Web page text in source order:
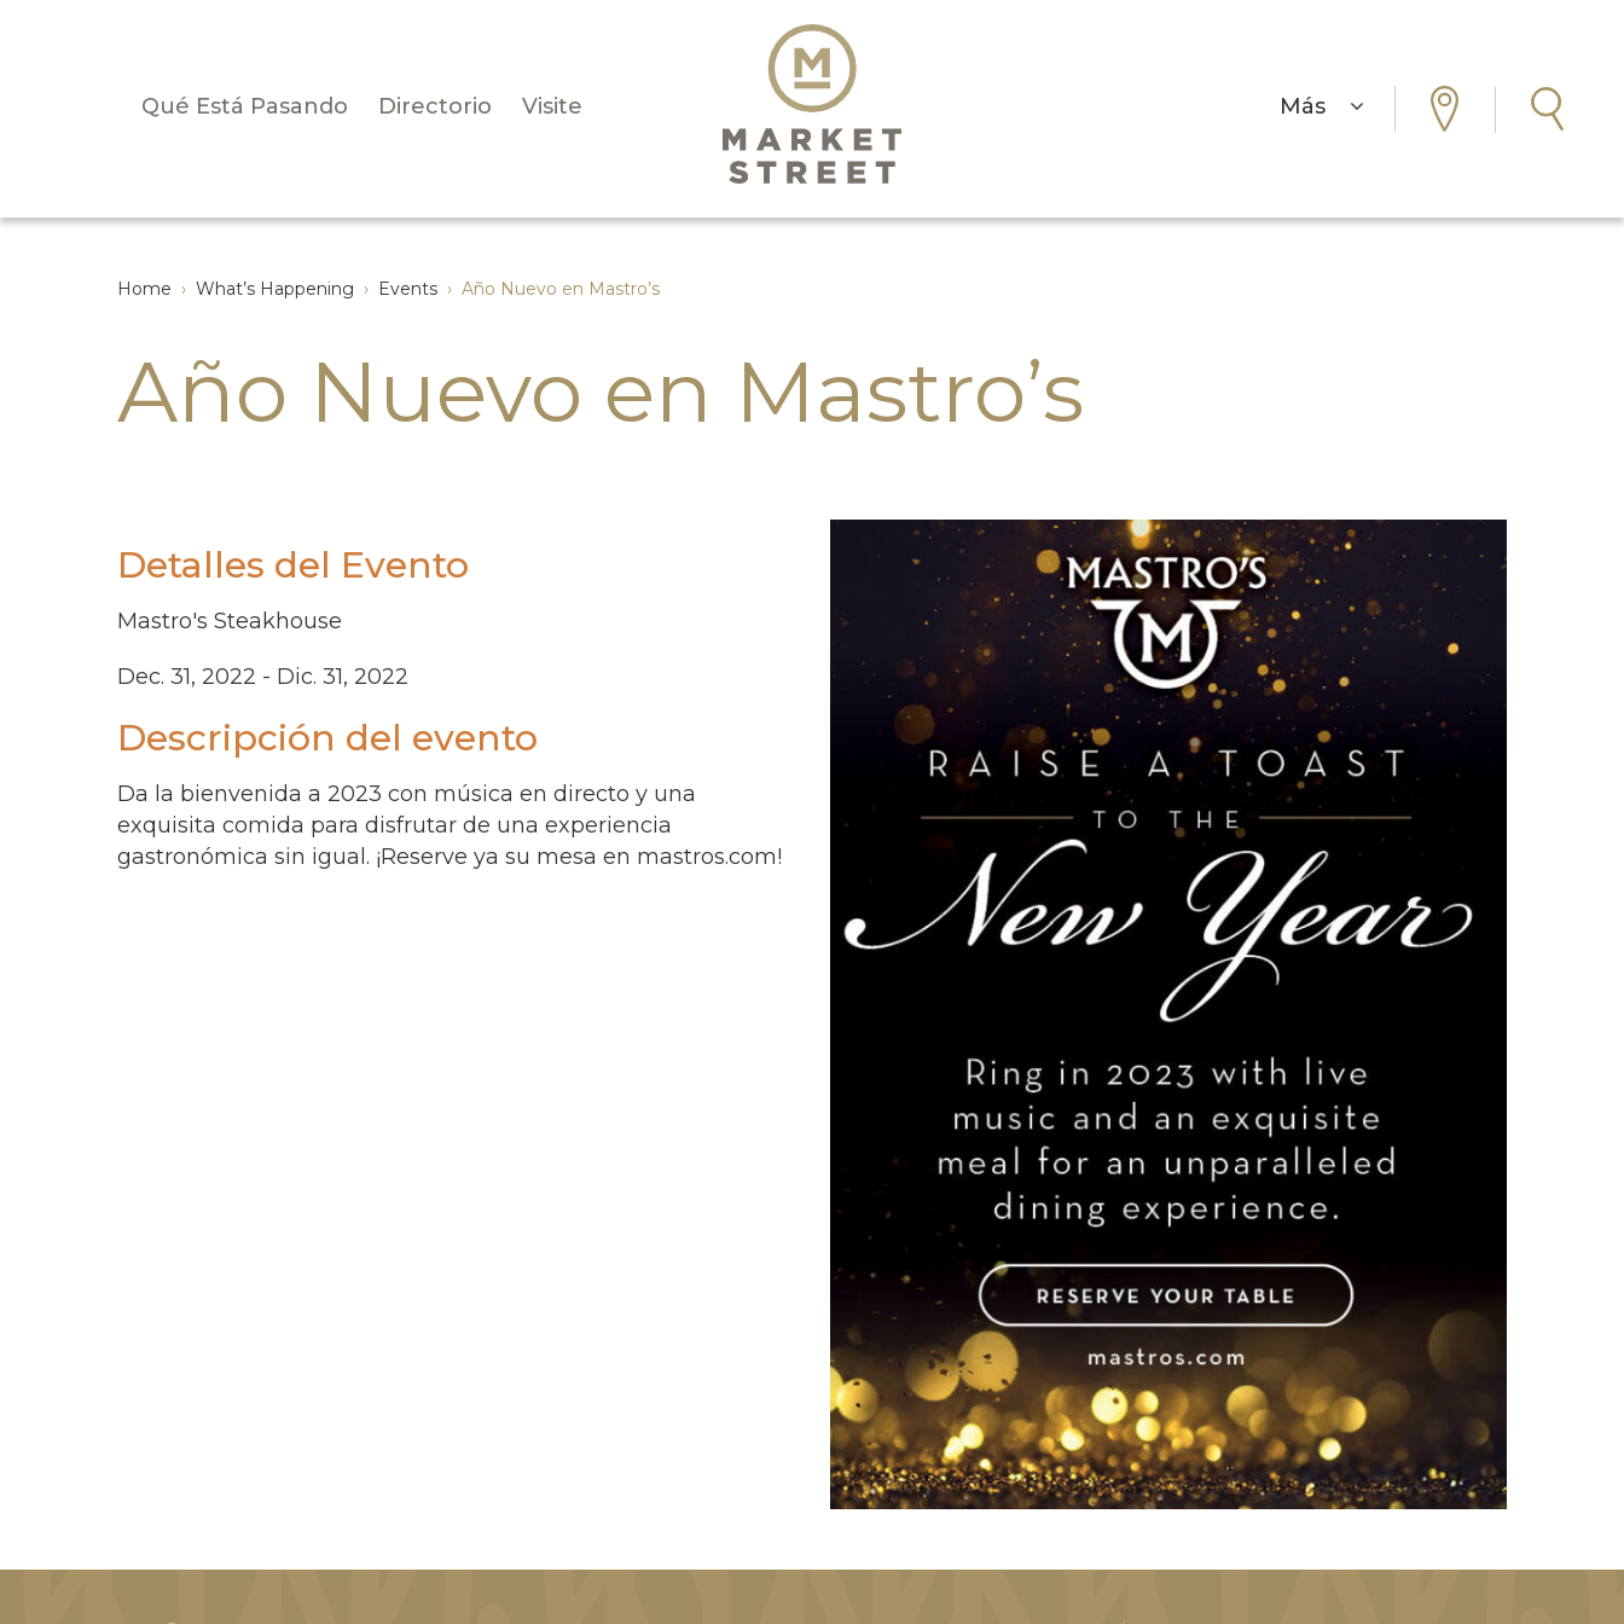
Más
Qué Está Pasando Directorio Visite
Home › What’s Happening › Events › Año Nuevo en Mastro’s
Año Nuevo en Mastro’s
Detalles del Evento
Mastro's Steakhouse
Dec. 31, 2022 - Dic. 31, 2022
Descripción del evento
Da la bienvenida a 2023 con música en directo y una
exquisita comida para disfrutar de una experiencia
gastronómica sin igual. ¡Reserve ya su mesa en mastros.com!